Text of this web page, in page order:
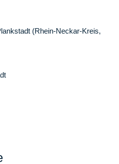
(Rhein-Neckar-Kreis,